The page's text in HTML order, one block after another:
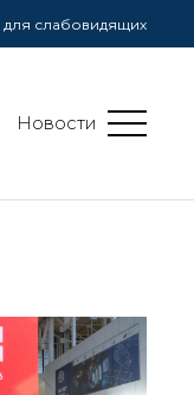
слабовидящих
Новости